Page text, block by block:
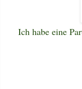
Ich habe eine